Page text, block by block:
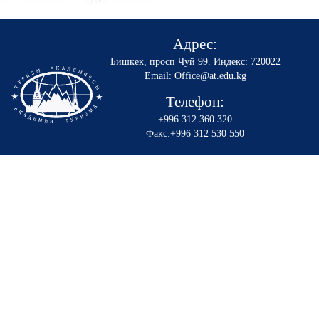
Адрес:
Бишкек, просп Чуй 99. Индекс: 720022
Email: Office@at.edu.kg
Телефон:
+996 312 360 320
Факс:+996 312 530 550